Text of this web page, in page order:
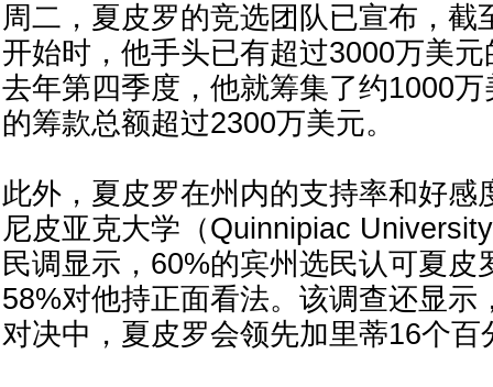
周二，夏皮罗的竞选团队已宣布，截
开始时，他手头已有超过3000万美
去年第四季度，他就筹集了约1000
的筹款总额超过2300万美元。
此外，夏皮罗在州内的支持率和好感
尼皮亚克大学（Quinnipiac
民调显示，60%的宾州选民认可夏皮
58%对他持正面看法。该调查还显示
对决中，夏皮罗会领先加里蒂16个百